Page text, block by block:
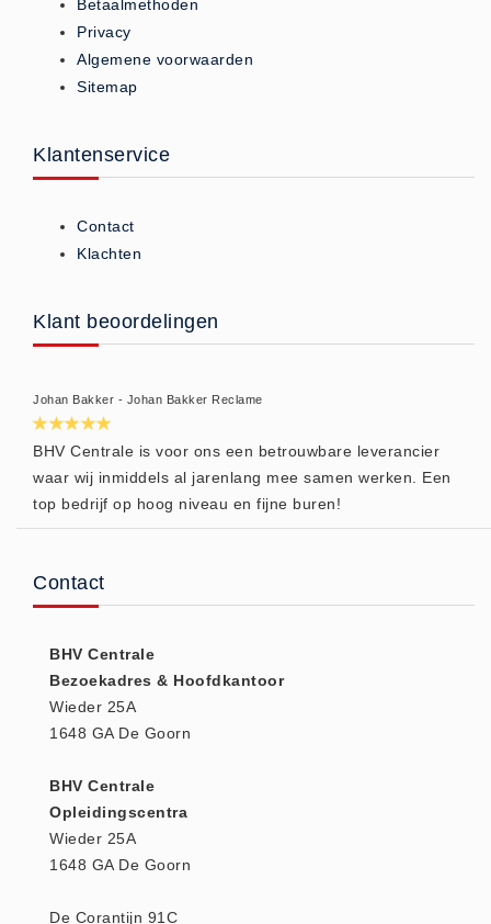
Brandvertragend (9)
Brandwondmaterialen
Brandwondmaterialen -
CO2 meters
Corona maatregelen
COVID-19 artikelen (0)
COVID-19 artikelen (0)
Desinfectants (6)
Geneesmiddelen (0)
Huidverzorging (5)
Overige (1)
Teken - Beten sets (5)
Eerste Hulp Paneel
Eerste Hulp Paneel (0)
Noodkoffer (0)
Noodverlichting (1)
Betaalmethoden
Privacy
Algemene voorwaarden
Sitemap
Klantenservice
Contact
Klachten
Klant beoordelingen
Johan Bakker - Johan Bakker Reclame
BHV Centrale is voor ons een betrouwbare leverancier
waar wij inmiddels al jarenlang mee samen werken. Een
top bedrijf op hoog niveau en fijne buren!
Contact
BHV Centrale
Bezoekadres & Hoofdkantoor
Wieder 25A
1648 GA De Goorn
BHV Centrale
Opleidingscentra
Wieder 25A
1648 GA De Goorn
De Corantijn 91C